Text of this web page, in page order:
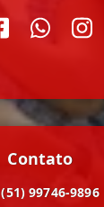
Contato
(51) 99746-9896